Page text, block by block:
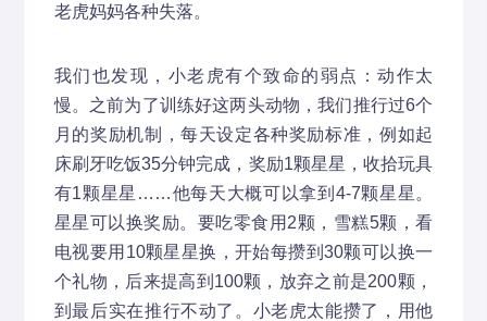
老虎妈妈各种失落。
我们也发现，小老虎有个致命的弱点：动作太
慢。之前为了训练好这两头动物，我们推行过6个
月的奖励机制，每天设定各种奖励标准，例如起
床刷牙吃饭35分钟完成，奖励1颗星星，收拾玩具
有1颗星星……他每天大概可以拿到4-7颗星星。
星星可以换奖励。要吃零食用2颗，雪糕5颗，看
电视要用10颗星星换，开始每攒到30颗可以换一
个礼物，后来提高到100颗，放弃之前是200颗，
到最后实在推行不动了。小老虎太能攒了，用他